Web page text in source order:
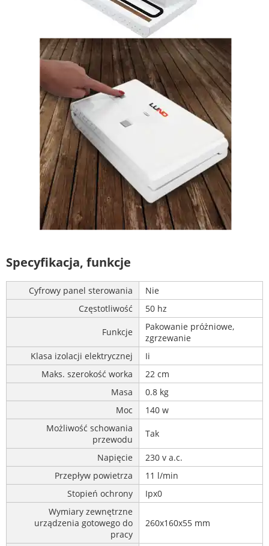
Specyfikacja, funkcje
Cyfrowy panel sterowania
Nie
Częstotliwość
50 hz
Funkcje
Pakowanie próżniowe,
zgrzewanie
Klasa izolacji elektrycznej
Ii
Maks. szerokość worka
22 cm
Masa
0.8 kg
Moc
140 w
Możliwość schowania
przewodu
Tak
Napięcie
230 v a.c.
Przepływ powietrza
11 l/min
Stopień ochrony
Ipx0
Wymiary zewnętrzne
urządzenia gotowego do
pracy
260x160x55 mm